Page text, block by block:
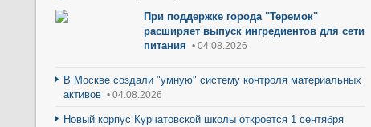
При поддержке города "Теремок"
расширяет выпуск ингредиентов для сети
питания • 04.08.2026
В Москве создали "умную" систему контроля материальных
активов • 04.08.2026
Новый корпус Курчатовской школы откроется 1 сентября